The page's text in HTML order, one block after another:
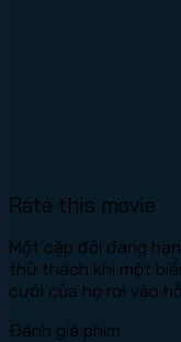
Rate this movie
Một cặp đôi đang
thử thách khi một
cưới của họ rơi vào
Đánh giá phim